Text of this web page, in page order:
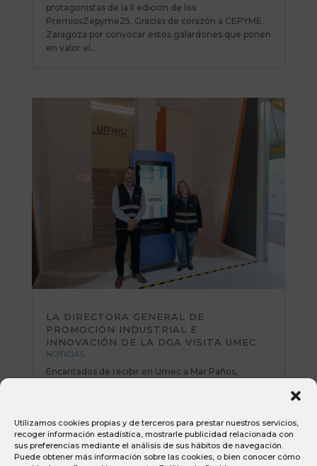
Utilizamos cookies propias y de terceros para prestar nuestros servicios,
recoger información estadística, mostrarle publicidad relacionada con
sus preferencias mediante el análisis de sus hábitos de navegación.
Puede obtener más información sobre las cookies, o bien conocer cómo
protagonistas de la II edición de los
PremiosZepyme25. Gracias de corazón a CEPYME
Zaragoza por convocar estos galardones que ponen
en valor el...
LA DIRECTORA GENERAL DE
PROMOCIÓN INDUSTRIAL E
INNOVACIÓN DE LA DGA VISITA UMEC
NOTICIAS
Encantados de recibir en Umec a Mar Paños,
poniendo sobre la mesa nuevas iniciativas e ideas
muy interesantes. Todo el equipo Umec...